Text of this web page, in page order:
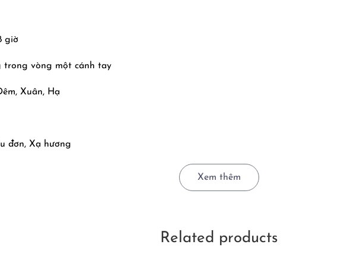
giờ
trong vòng một cánh tay
Xuân, Hạ
đơn, Xạ hương
ta xiêu lòng như vậy, Fleur Musc có phần nhẹ nhõm và thanh thoát hơn
Xem thêm
Related products